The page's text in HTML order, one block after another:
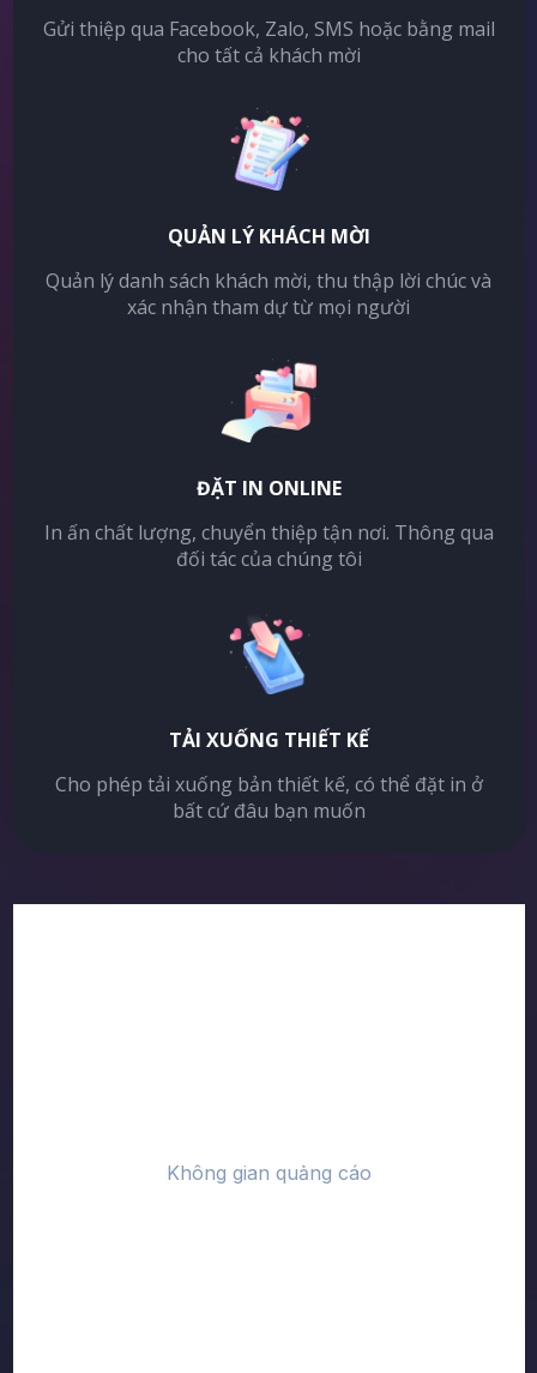
Gửi thiệp qua Facebook, Zalo, SMS hoặc bằng mail
cho tất cả khách mời
QUẢN LÝ KHÁCH MỜI
Quản lý danh sách khách mời, thu thập lời chúc và
xác nhận tham dự từ mọi người
ĐẶT IN ONLINE
In ấn chất lượng, chuyển thiệp tận nơi. Thông qua
đối tác của chúng tôi
TẢI XUỐNG THIẾT KẾ
Cho phép tải xuống bản thiết kế, có thể đặt in ở
bất cứ đâu bạn muốn